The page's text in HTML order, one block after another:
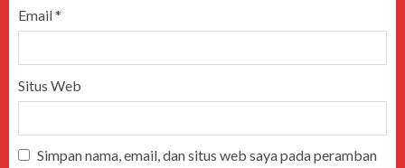
Email*
Situs Web
Simpan nama, email, dan situs web saya pada peramban